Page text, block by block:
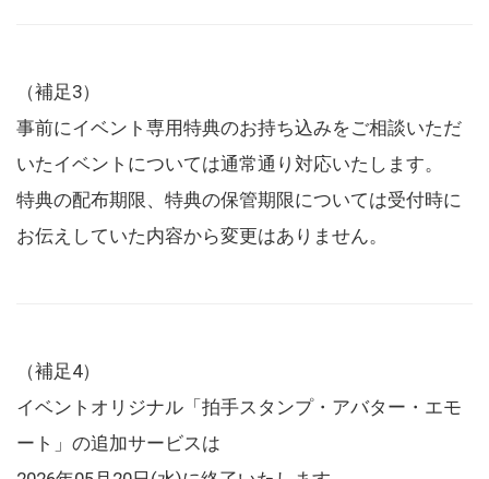
（補足3）
事前にイベント専用特典のお持ち込みをご相談いただ
いたイベントについては通常通り対応いたします。
特典の配布期限、特典の保管期限については受付時に
お伝えしていた内容から変更はありません。
（補足4）
イベントオリジナル「拍手スタンプ・アバター・エモ
ート」の追加サービスは